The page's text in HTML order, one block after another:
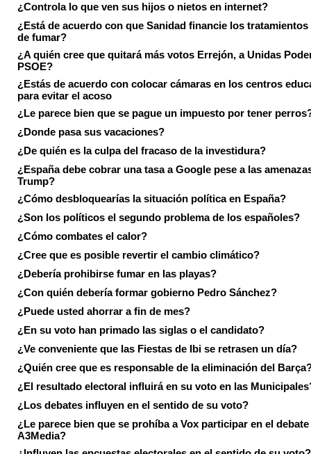
¿Controla lo que ven sus hijos o nietos en internet?
¿Está de acuerdo con que Sanidad financie los tratamientos
de fumar?
¿A quién cree que quitará más votos Errejón, a Unidas
PSOE?
¿Estás de acuerdo con colocar cámaras en los centros
para evitar el acoso
¿Le parece bien que se pague un impuesto por tener
¿Donde pasa sus vacaciones?
¿De quién es la culpa del fracaso de la investidura?
¿España debe cobrar una tasa a Google pese a las
Trump?
¿Cómo desbloquearías la situación política en España?
¿Son los políticos el segundo problema de los españoles?
¿Cómo combates el calor?
¿Cree que es posible revertir el cambio climático?
¿Debería prohibirse fumar en las playas?
¿Con quién debería formar gobierno Pedro Sánchez?
¿Puede usted ahorrar a fin de mes?
¿En su voto han primado las siglas o el candidato?
¿Ve conveniente que las Fiestas de Ibi se retrasen un día?
¿Quién cree que es responsable de la eliminación del
¿El resultado electoral influirá en su voto en las
¿Los debates influyen en el sentido de su voto?
¿Le parece bien que se prohíba a Vox participar en el debate
A3Media?